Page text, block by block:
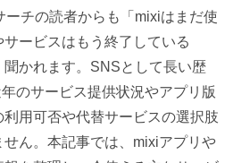
ーチの読者からも「mixiはまだ使
ービスはもう終了している
かれます。SNSとして長い歴
のサービス提供状況やアプリ版
用可否や代替サービスの選択肢
ん。本記事では、mixiアプリや